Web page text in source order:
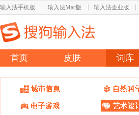
输入法手机版 输入法Mac版 输入法企业版
首页 皮肤 词库